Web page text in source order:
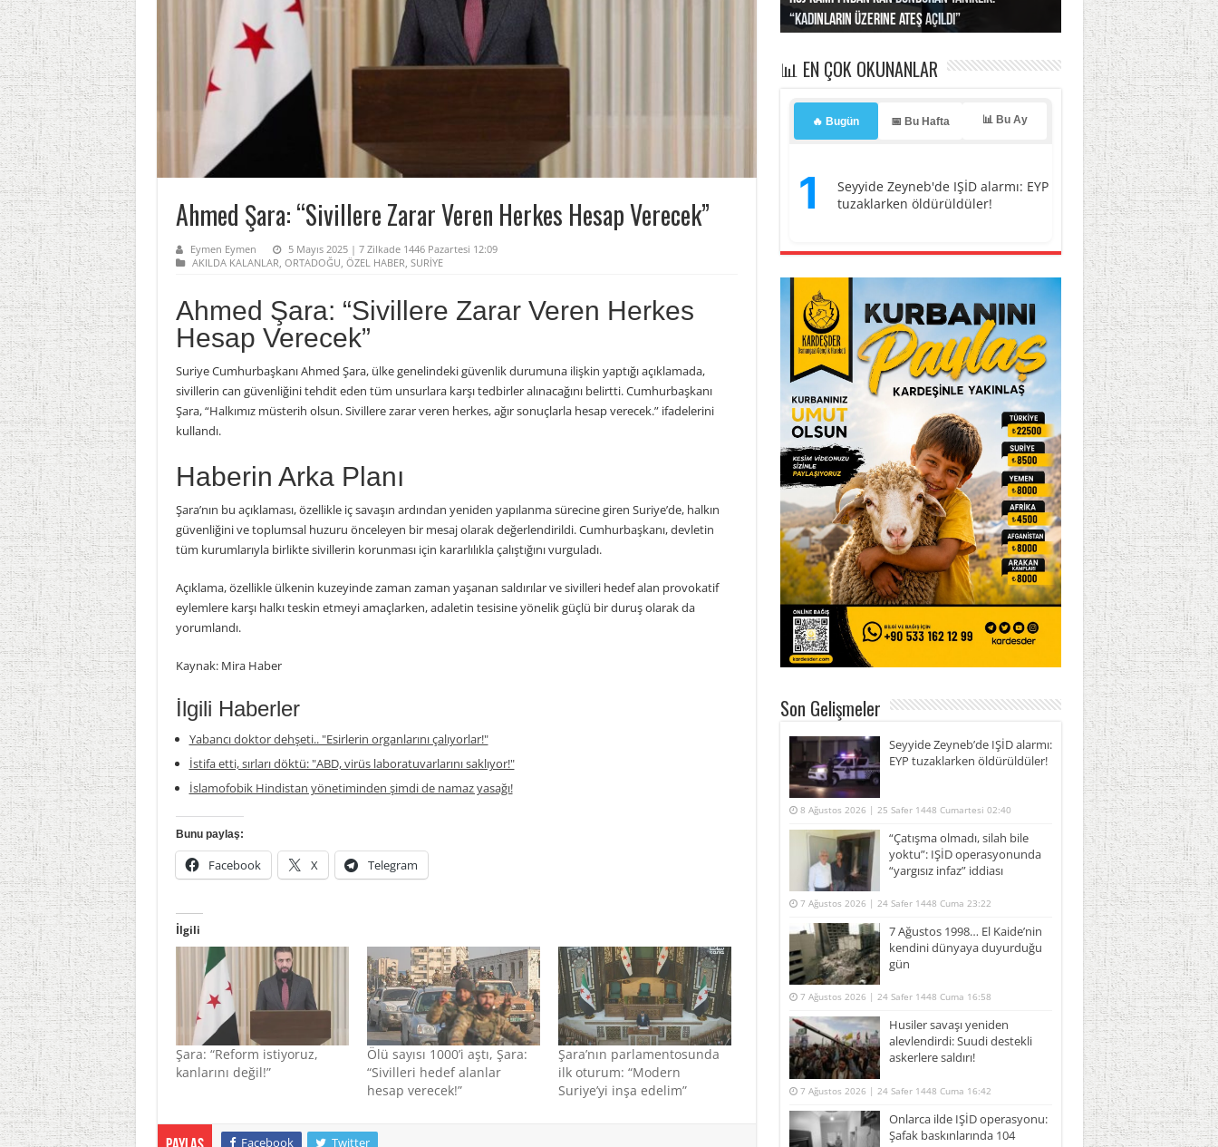
Ahmed Şara: “Sivillere Zarar Veren Herkes Hesap Verecek”
Eymen Eymen
5 Mayıs 2025 | 7 Zilkade 1446 Pazartesi 12:09
AKILDA KALANLAR, ORTADOĞU, ÖZEL HABER, SURİYE
Ahmed Şara: “Sivillere Zarar Veren Herkes
Hesap Verecek”
Suriye Cumhurbaşkanı Ahmed Şara, ülke genelindeki güvenlik durumuna ilişkin yaptığı açıklamada,
sivillerin can güvenliğini tehdit eden tüm unsurlara karşı tedbirler alınacağını belirtti. Cumhurbaşkanı
Şara, “Halkımız müsterih olsun. Sivillere zarar veren herkes, ağır sonuçlarla hesap verecek.” ifadelerini
kullandı.
Haberin Arka Planı
Şara’nın bu açıklaması, özellikle iç savaşın ardından yeniden yapılanma sürecine giren Suriye’de, halkın
güvenliğini ve toplumsal huzuru önceleyen bir mesaj olarak değerlendirildi. Cumhurbaşkanı, devletin
tüm kurumlarıyla birlikte sivillerin korunması için kararlılıkla çalıştığını vurguladı.
Açıklama, özellikle ülkenin kuzeyinde zaman zaman yaşanan saldırılar ve sivilleri hedef alan provokatif
eylemlere karşı halkı teskin etmeyi amaçlarken, adaletin tesisine yönelik güçlü bir duruş olarak da
yorumlandı.
Kaynak: Mira Haber
İlgili Haberler
Yabancı doktor dehşeti.. "Esirlerin organlarını çalıyorlar!"
İstifa etti, sırları döktü: "ABD, virüs laboratuvarlarını saklıyor!"
İslamofobik Hindistan yönetiminden şimdi de namaz yasağı!
Bunu paylaş:
Facebook X Telegram
İlgili
Şara: “Reform istiyoruz,
kanlarını değil!”
Ölü sayısı 1000’i aştı, Şara:
“Sivilleri hedef alanlar
hesap verecek!”
Şara’nın parlamentosunda
ilk oturum: “Modern
Suriye’yi inşa edelim”
Facebook Twitter
“Kadınların üzerine ateş açıldı”
Irak’a misilleme tehdidi!
yaptı… İsrail’in “timsah” planına fren!
kayıtlar başladı
basıldı, kabus yaşatıldı!
📊 EN ÇOK OKUNANLAR
🔥 Bugün 📅 Bu Hafta 📊 Bu Ay
1
Seyyide Zeyneb'de IŞİD alarmı: EYP
tuzaklarken öldürüldüler!
Son Gelişmeler
Seyyide Zeyneb’de IŞİD alarmı:
EYP tuzaklarken öldürüldüler!
8 Ağustos 2026 | 25 Safer 1448 Cumartesi 02:40
“Çatışma olmadı, silah bile
yoktu”: IŞİD operasyonunda
“yargısız infaz” iddiası
7 Ağustos 2026 | 24 Safer 1448 Cuma 23:22
7 Ağustos 1998… El Kaide’nin
kendini dünyaya duyurduğu
gün
7 Ağustos 2026 | 24 Safer 1448 Cuma 16:58
Husiler savaşı yeniden
alevlendirdi: Suudi destekli
askerlere saldırı!
7 Ağustos 2026 | 24 Safer 1448 Cuma 16:42
Onlarca ilde IŞİD operasyonu:
Şafak baskınlarında 104